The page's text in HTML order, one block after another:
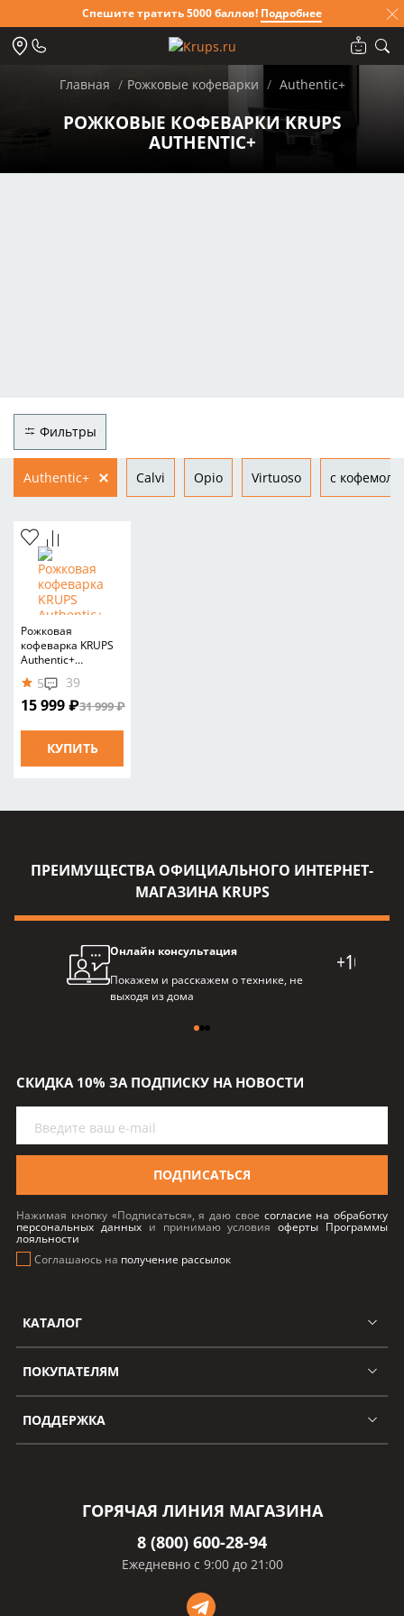
Спешите тратить 5000 баллов! Подробнее
Главная Рожковые кофеварки Authentic+
РОЖКОВЫЕ КОФЕВАРКИ KRUPS
AUTHENTIC+
Authentic+ Calvi Opio Virtuoso с
Рожковая
кофеварка KRUPS
Authentic+
XP384G10
5 39
15 999 ₽31 999 ₽
КУПИТЬ
Фильтры
ПРЕИМУЩЕСТВА ОФИЦИАЛЬНОГО ИНТЕРНЕТ-
МАГАЗИНА KRUPS
Онлайн консультация
Покажем и расскажем о технике, не
выходя из дома
КАТАЛОГ
ПОКУПАТЕЛЯМ
СКИДКА 10% ЗА ПОДПИСКУ НА НОВОСТИ
ПОДПИСАТЬСЯ
Нажимая кнопку «Подписаться», я даю свое согласие на обработку
персональных данных и принимаю условияоферты Программы
лояльности
Соглашаюсь на получение рассылок
ГОРЯЧАЯ ЛИНИЯ МАГАЗИНА
8 (800) 600-28-94
Ежедневно с 9:00 до 21:00
ПОДДЕРЖКА